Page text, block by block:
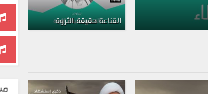
القناعة حقيقة الثروة